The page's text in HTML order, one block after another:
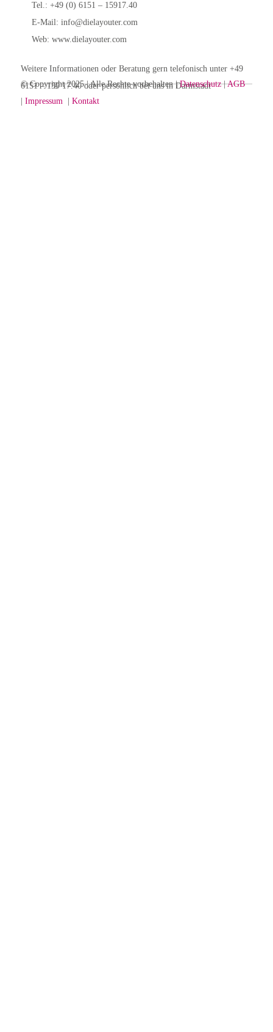
Tel.: +49 (0) 6151 – 15917.40
E-Mail: info@dielayouter.com
Web: www.dielayouter.com
Weitere Informationen oder Beratung gern telefonisch unter +49
6151 – 159 17.40 oder persönlich bei uns in Darmstadt
©Copyright 2025 | Alle Rechte vorbehalten |Datenschutz|AGB
Impressum| Kontakt